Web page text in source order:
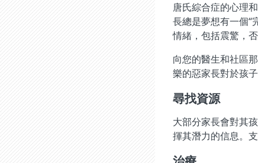
唐氏綜合症的心理
長總是夢想有一個“
情緒，包括震驚，
向您的醫生和社區
樂的惡家長對於孩子
尋找資源
大部分家長會對其
揮其潛力的信息。